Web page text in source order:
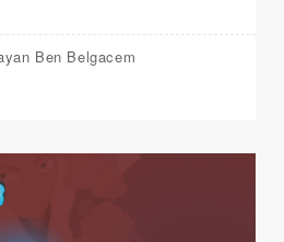
Ben Belgacem